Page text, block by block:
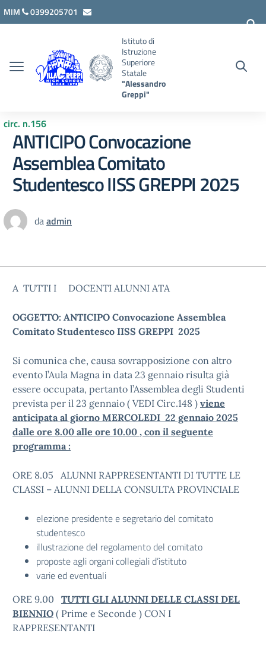
Vai ai contenuti
Vai al menu di navigazione
Vai al footer
MIM
0399205701
Istituto di
Istruzione
Superiore
Statale
"Alessandro
Greppi"
circ. n.156
ANTICIPO Convocazione
Assemblea Comitato
Studentesco IISS GREPPI 2025
daadmin
A TUTTI I DOCENTI ALUNNI ATA
OGGETTO: ANTICIPO Convocazione Assemblea
Comitato Studentesco IISS GREPPI 2025
Si comunica che, causa sovrapposizione con altro
evento l’Aula Magna in data 23 gennaio risulta già
essere occupata, pertanto l’Assemblea degli Studenti
prevista per il 23 gennaio ( VEDI Circ.148 ) viene
anticipata al giorno MERCOLEDI 22 gennaio 2025
dalle ore 8.00 alle ore 10.00 , con il seguente
programma :
ORE 8.05 ALUNNI RAPPRESENTANTI DI TUTTE LE
CLASSI – ALUNNI DELLA CONSULTA PROVINCIALE
elezione presidente e segretario del comitato
studentesco
illustrazione del regolamento del comitato
proposte agli organi collegiali d’istituto
varie ed eventuali
ORE 9.00 TUTTI GLI ALUNNI DELLE CLASSI DEL
BIENNIO ( Prime e Seconde ) CON I
RAPPRESENTANTI